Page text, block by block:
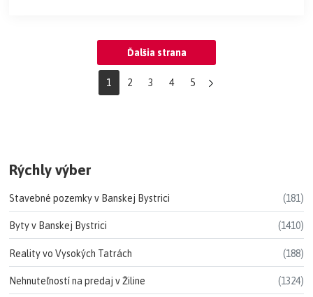
Ďalšia strana
1 2 3 4 5
Rýchly výber
Stavebné pozemky v Banskej Bystrici (181)
Byty v Banskej Bystrici (1410)
Reality vo Vysokých Tatrách (188)
Nehnuteľností na predaj v Žiline (1324)